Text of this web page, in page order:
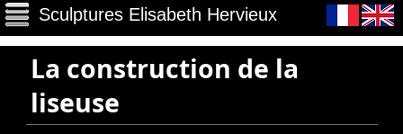
Sculptures Elisabeth Hervieux choix langue
La construction de la
liseuse